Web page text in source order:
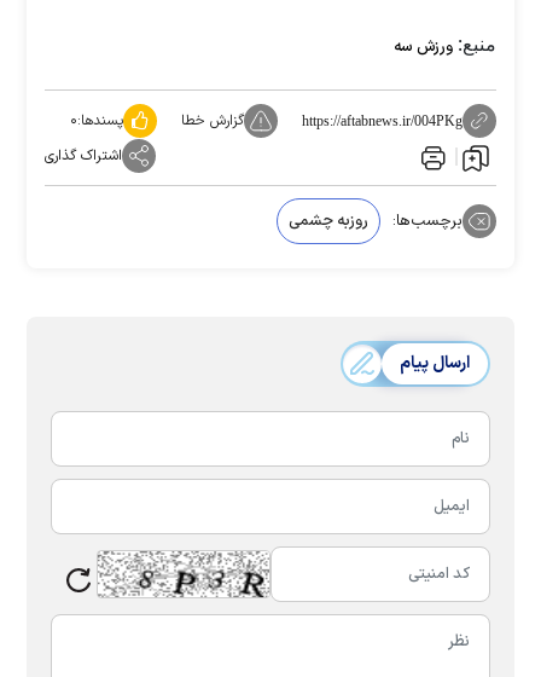
منبع: ورزش سه
https://aftabnews.ir/004PKg گزارش خطا پسندها:۰
اشتراک گذاری
برچسب‌ها: روزبه چشمی
ارسال پیام